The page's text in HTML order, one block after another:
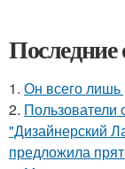
Последние
1. Он всего лишь
2. Пользователи
"Дизайнерский
предложила